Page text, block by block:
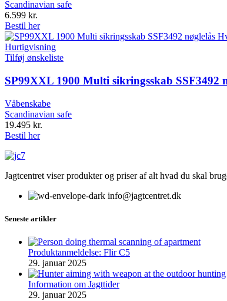
Scandinavian safe
6.599 kr.
Bestil her
Hurtigvisning
Tilføj ønskeliste
SP99XXL 1900 Multi sikringsskab SSF3492
Våbenskabe
Scandinavian safe
19.495 kr.
Bestil her
Jagtcentret viser produkter og priser af alt hvad du skal
info@jagtcentret.dk
Seneste artikler
Produktanmeldelse: Flir C5
29. januar 2025
Information om Jagttider
29. januar 2025